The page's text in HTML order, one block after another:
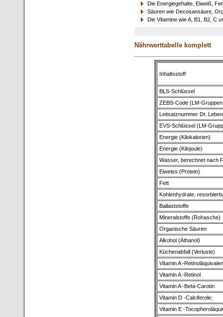
Die Energiegehalte, Eiweiß,
Säuren wie Decosansäure,
Die Vitamine wie A, B1, B2, C
Nährwerttabelle komplett
Inhaltsstoff
BLS-Schlüssel
ZEBS-Code (LM-
Leitsatznummer Dt.
EVS-Schlüssel (LM-
Energie (Kilokalorien)
Energie (Kilojoule)
Wasser, berechnet nach
Eiweiss (Protein)
Fett
Kohlenhydrate,
Ballaststoffe
Mineralstoffe (Rohasche)
Organische Säuren
Alkohol (Äthanol)
Küchenabfall (Verluste)
Vitamin A -
Vitamin A -Retinol
Vitamin A -Beta-Carotin
Vitamin D -Calciferole;
Vitamin E -